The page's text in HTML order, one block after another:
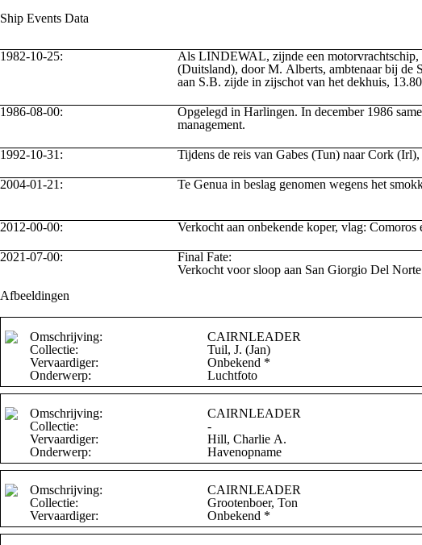
Ship Events Data
1982-10-25:
Als LINDEWAL, zijnde een motorvrachtschip,
(Duitsland), door M. Alberts, ambtenaar bij de
aan S.B. zijde in zijschot van het dekhuis,
1986-08-00:
Opgelegd in Harlingen. In december 1986
management.
1992-10-31: Tijdens de reis van Gabes (Tun) naar Cork
2004-01-21: Te Genua in beslag genomen wegens het
2012-00-00: Verkocht aan onbekende koper, vlag:
2021-07-00:
Final Fate:
Verkocht voor sloop aan San Giorgio Del
Afbeeldingen
Omschrijving:
CAIRNLEADER
Collectie:
Tuil, J. (Jan)
Vervaardiger:
Onbekend *
Onderwerp:
Luchtfoto
Omschrijving:
CAIRNLEADER
Collectie:
-
Vervaardiger:
Hill, Charlie A.
Onderwerp:
Havenopname
Omschrijving:
CAIRNLEADER
Collectie:
Grootenboer, Ton
Vervaardiger:
Onbekend *